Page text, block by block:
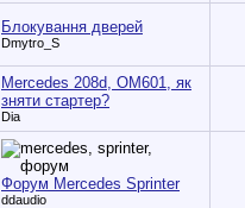
Блокування дверей
Dmytro_S
Mercedes 208d, OM601, як
зняти стартер?
Dia
Форум Mercedes Sprinter
ddaudio